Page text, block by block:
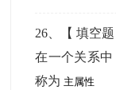
26 、【填空题
在一个关系
称为